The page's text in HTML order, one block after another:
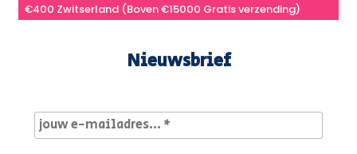
€400 Zwitserland (Boven €15000 Gratis verzending)
Nieuwsbrief